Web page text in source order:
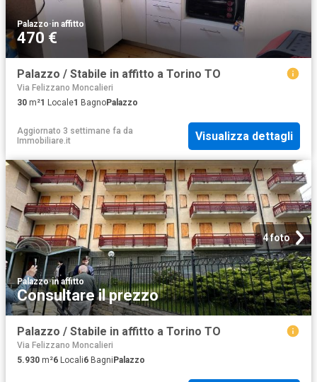
Palazzo·in affitto
470 €
Palazzo / Stabile in affitto a Torino TO
Via Felizzano Moncalieri
30 m²1 Locale1 BagnoPalazzo
Aggiornato 3 settimane fa da
Immobiliare.it
Visualizza dettagli
4 foto
Palazzo·in affitto
Consultare il prezzo
Palazzo / Stabile in affitto a Torino TO
Via Felizzano Moncalieri
5.930 m²6 Locali6 BagniPalazzo